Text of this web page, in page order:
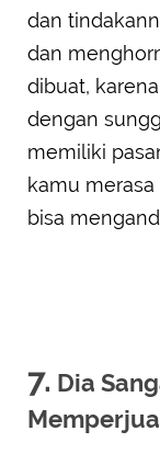
dan
dan
dibuat,
dengan
memiliki
kamu
bisa
7. Dia